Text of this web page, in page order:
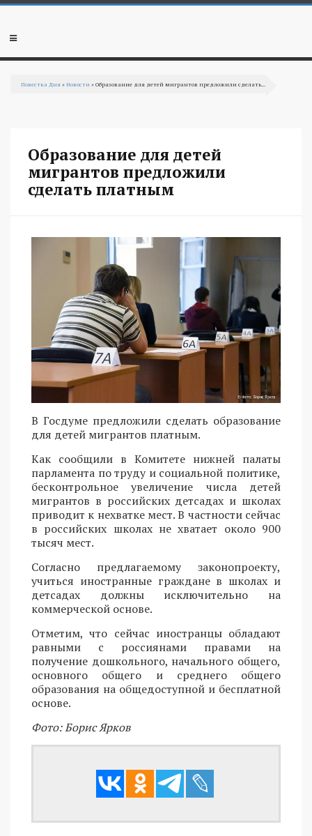
Перейти к основному содержанию
Мобильное
Повестка Дня »Новости » Образование для детей мигрантов предложили сделать...
Образование для детей
мигрантов предложили
сделать платным
В Госдуме предложили сделать образование
для детей мигрантов платным.
Как сообщили в Комитете нижней палаты
парламента по труду и социальной политике,
бесконтрольное увеличение числа детей
мигрантов в российских детсадах и школах
приводит к нехватке мест. В частности сейчас
в российских школах не хватает около 900
тысяч мест.
Согласно предлагаемому законопроекту,
учиться иностранные граждане в школах и
детсадах должны исключительно на
коммерческой основе.
Отметим, что сейчас иностранцы обладают
равными с россиянами правами на
получение дошкольного, начального общего,
основного общего и среднего общего
образования на общедоступной и бесплатной
основе.
Фото: Борис Ярков